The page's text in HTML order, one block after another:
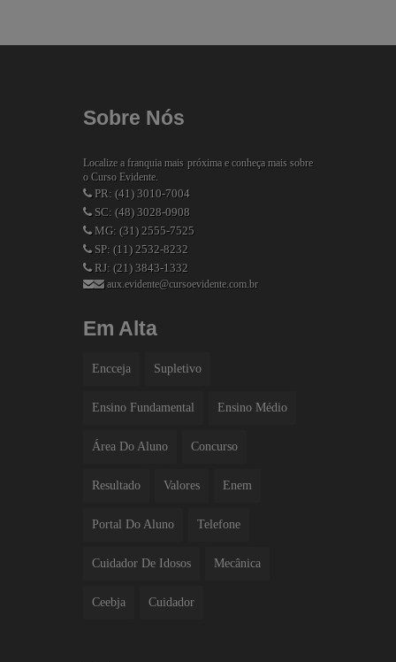
Sobre Nós
Localize a franquia mais próxima e conheça mais sobre
o Curso Evidente.
PR: (41) 3010-7004
SC: (48) 3028-0908
MG: (31) 2555-7525
SP: (11) 2532-8232
RJ: (21) 3843-1332
aux.evidente@cursoevidente.com.br
Em Alta
Encceja Supletivo
Ensino Fundamental Ensino Médio
Área Do Aluno Concurso
Resultado Valores Enem
Portal Do Aluno Telefone
Cuidador De Idosos Mecânica
Ceebja Cuidador